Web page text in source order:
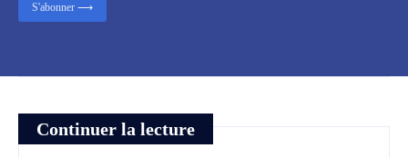
Continuer la lecture
S'abonner ⟶